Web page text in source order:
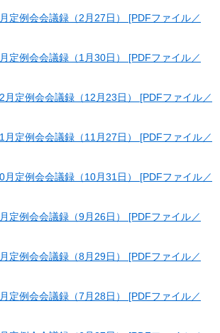
定例会会議録（2月27日） [PDFファイル／
定例会会議録（1月30日） [PDFファイル／
月定例会会議録（12月23日） [PDFファイル／
月定例会会議録（11月27日） [PDFファイル／
月定例会会議録（10月31日） [PDFファイル／
定例会会議録（9月26日） [PDFファイル／
定例会会議録（8月29日） [PDFファイル／
定例会会議録（7月28日） [PDFファイル／